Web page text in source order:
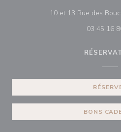
10 et 13 Rue des
03 45 16
BONS